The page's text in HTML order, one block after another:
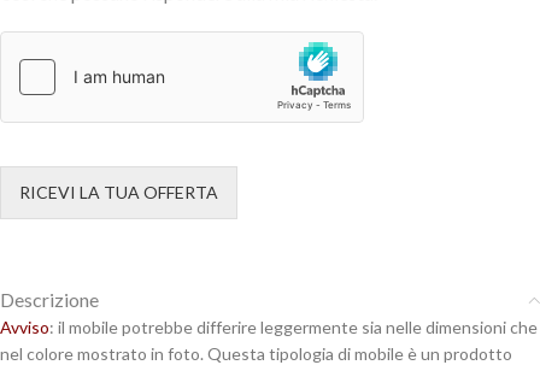
RICEVI LA TUA OFFERTA
Descrizione
Avviso: il mobile potrebbe differire leggermente sia nelle dimensioni che
nel colore mostrato in foto. Questa tipologia di mobile è un prodotto